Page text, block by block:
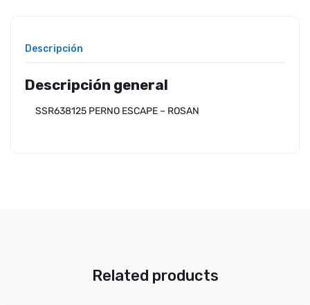
Descripción
Descripción general
SSR638125 PERNO ESCAPE – ROSAN
Related products